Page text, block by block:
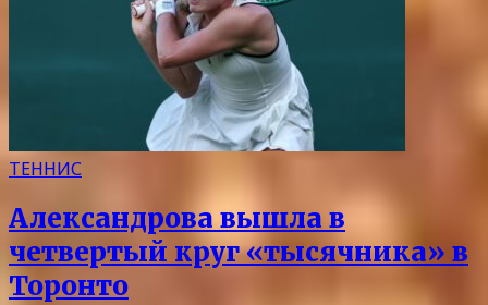
ТЕННИС
Александрова вышла в
четвертый круг «тысячника» в
Торонто